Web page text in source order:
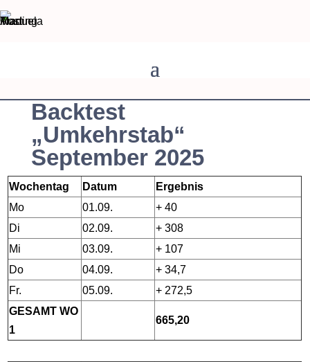
Backtest
„Umkehrstab“
September 2025
Wochentag Datum
Ergebnis
Mo
01.09.
+ 40
Di
02.09.
+ 308
Mi
03.09.
+ 107
Do
04.09.
+ 34,7
Fr.
05.09.
+ 272,5
GESAMT WO
1
665,20